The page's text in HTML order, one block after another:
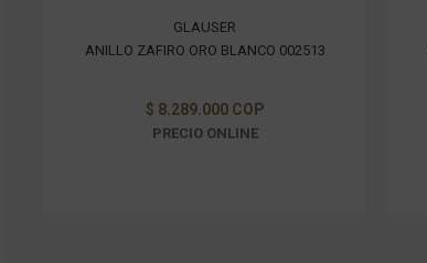
GLAUSER
ANILLO ZAFIRO ORO BLANCO 002513
$ 8.289.000 COP
PRECIO ONLINE